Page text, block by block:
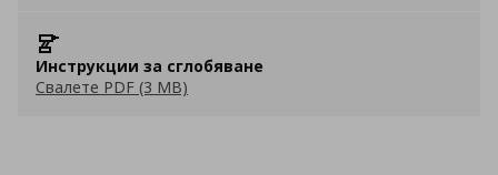
Инструкции за сглобяване
Свалете PDF (3 MB)